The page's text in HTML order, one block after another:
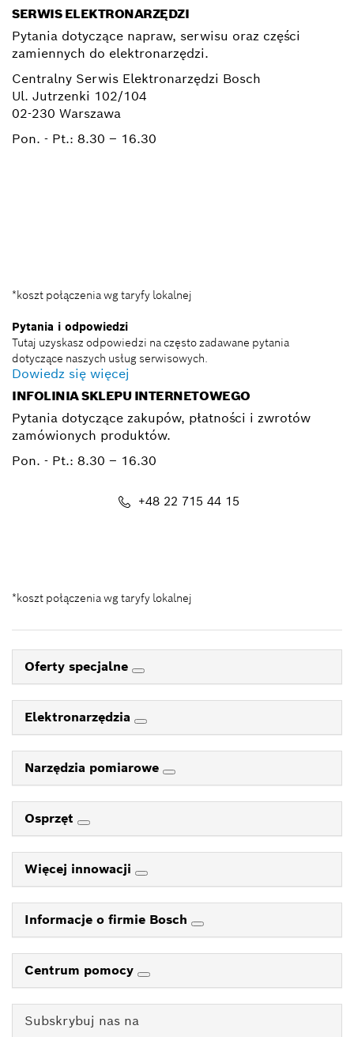
SERWIS ELEKTRONARZĘDZI
Pytania dotyczące napraw, serwisu oraz części
zamiennych do elektronarzędzi.
Centralny Serwis Elektronarzędzi Bosch
Ul. Jutrzenki 102/104
02-230 Warszawa
Pon. - Pt.: 8.30 – 16.30
*koszt połączenia wg taryfy lokalnej
Pytania i odpowiedzi
Tutaj uzyskasz odpowiedzi na często zadawane pytania
dotyczące naszych usług serwisowych.
Dowiedz się więcej
INFOLINIA SKLEPU INTERNETOWEGO
Pytania dotyczące zakupów, płatności i zwrotów
zamówionych produktów.
Pon. - Pt.: 8.30 – 16.30
+48 22 715 44 15
*koszt połączenia wg taryfy lokalnej
Oferty specjalne
Elektronarzędzia
Narzędzia pomiarowe
Osprzęt
Więcej innowacji
Informacje o firmie Bosch
Centrum pomocy
Subskrybuj nas na